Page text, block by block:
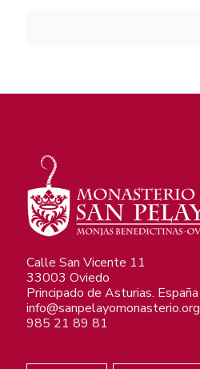
Calle San Vicente 11
33003 Oviedo
Principado de Asturias. España
info@sanpelayomonasterio.org
985 21 89 81